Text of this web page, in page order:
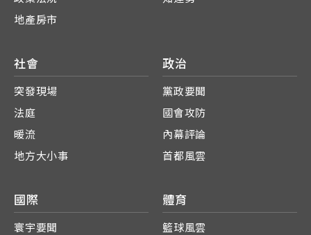
地產房市
社會
突發現場
法庭
暖流
地方大小事
政治
黨政要聞
國會攻防
內幕評論
首都風雲
國際
寰宇要聞
體育
籃球風雲